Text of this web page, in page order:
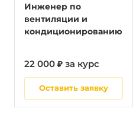
Инженер по
вентиляции и
кондиционированию
22 000 ₽ за курс
Оставить заявку